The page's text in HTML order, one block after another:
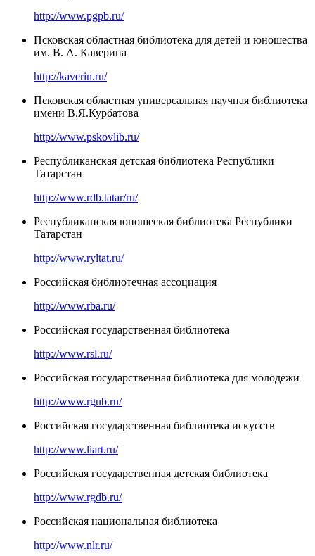
http://www.pgpb.ru/
Псковская областная библиотека для детей и юношества
им. В. А. Каверина
http://kaverin.ru/
Псковская областная универсальная научная библиотека
имени В.Я.Курбатова
http://www.pskovlib.ru/
Республиканская детская библиотека Республики
Татарстан
http://www.rdb.tatar/ru/
Республиканская юношеская библиотека Республики
Татарстан
http://www.ryltat.ru/
Российская библиотечная ассоциация
http://www.rba.ru/
Российская государственная библиотека
http://www.rsl.ru/
Российская государственная библиотека для молодежи
http://www.rgub.ru/
Российская государственная библиотека искусств
http://www.liart.ru/
Российская государственная детская библиотека
http://www.rgdb.ru/
Российская национальная библиотека
http://www.nlr.ru/